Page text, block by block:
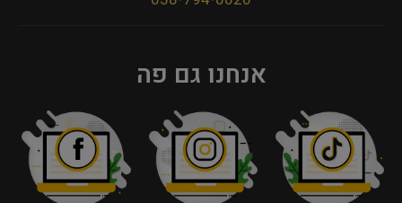
אנחנו גם פה